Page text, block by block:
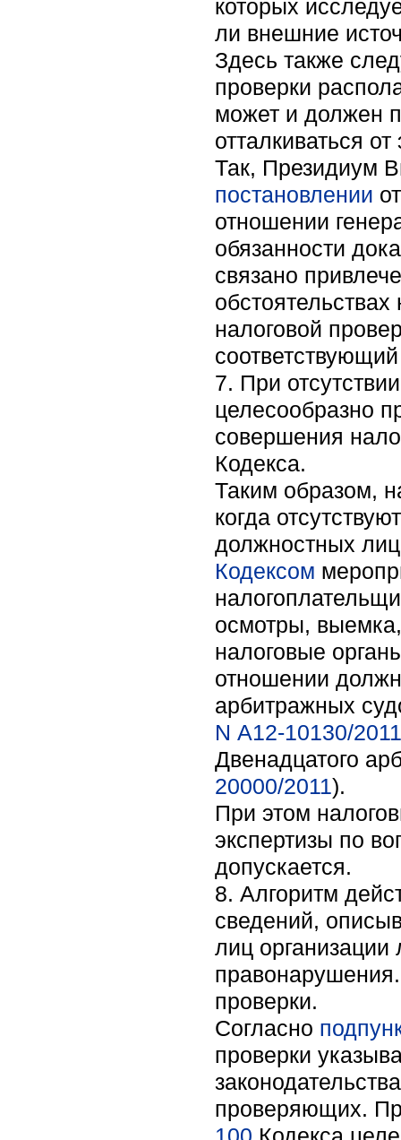
которых
ли внешние
Здесь также
проверки
может и должен
отталкиваться
Так, Президиум
постановлении
отношении
обязанности
связано
налоговой
7. При
целесообразно
совершения
Кодекса.
Таким образом,
когда
должностных
Кодексом
осмотры, выемка,
налоговые
отношении
арбитражных
N А12-10130/2011
Двенадцатого
20000/2011).
При этом
экспертизы по
допускается.
8. Алгоритм
сведений,
лиц организации
проверки.
Согласно
проверки
проверяющих.